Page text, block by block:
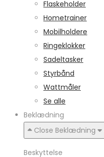
Flaskeholder
Hometrainer
Mobilholdere
Ringeklokker
Sadeltasker
Styrbånd
Wattmåler
Se alle
Beklædning
Close Beklædning
Beskyttelse